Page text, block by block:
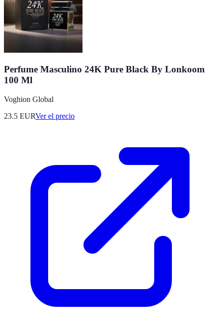
Perfume Masculino 24K Pure Black By Lonkoom
100 Ml
Voghion Global
23.5 EURVer el precio